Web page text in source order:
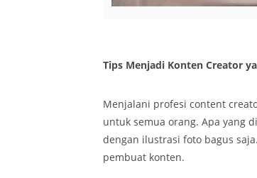
Tips Menjadi Konten Creator
Menjalani profesi content
untuk semua orang. Apa yang
dengan ilustrasi foto bagus
pembuat konten.